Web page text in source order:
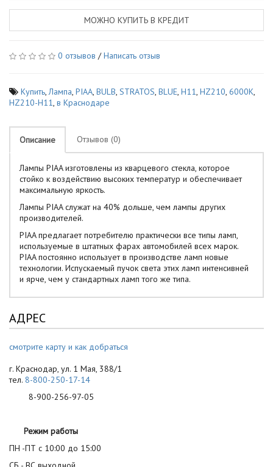
МОЖНО КУПИТЬ В КРЕДИТ
0 отзывов /Написать отзыв
Купить,Лампа, PIAA, BULB, STRATOS, BLUE, H11, HZ210, 6000K,
HZ210-H11, в Краснодаре
Описание Отзывов (0)
Лампы PIAA изготовлены из кварцевого стекла, которое
стойко к воздействию высоких температур и обеспечивает
максимальную яркость.
Лампы PIAA служат на 40% дольше, чем лампы других
производителей.
PIAA предлагает потребителю практически все типы ламп,
используемые в штатных фарах автомобилей всех марок.
PIAA постоянно использует в производстве ламп новые
технологии. Испускаемый пучок света этих ламп интенсивней
и ярче, чем у стандартных ламп того же типа.
АДРЕС
смотрите карту и как добраться
г. Краснодар, ул. 1 Мая, 388/1
тел. 8-800-250-17-14
8-900-256-97-05
Режим работы
ПН -ПТ с 10:00 до 15:00